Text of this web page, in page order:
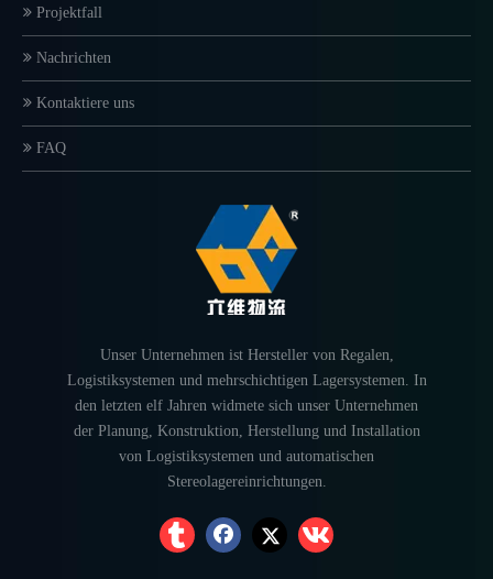
Projektfall
Nachrichten
Kontaktiere uns
FAQ
Unser Unternehmen ist Hersteller von Regalen,
Logistiksystemen und mehrschichtigen Lagersystemen. In
den letzten elf Jahren widmete sich unser Unternehmen
der Planung, Konstruktion, Herstellung und Installation
von Logistiksystemen und automatischen
Stereolagereinrichtungen.